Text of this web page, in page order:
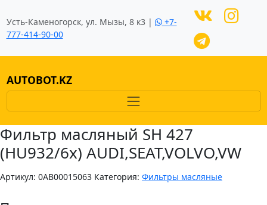
Усть-Каменогорск, ул. Мызы, 8 к3 |
+7-
777-414-90-00
AUTOBOT.KZ
Фильтр масляный SH 427
(HU932/6x) AUDI,SEAT,VOLVO,VW
Артикул: 0AB00015063 Категория: Фильтры масляные